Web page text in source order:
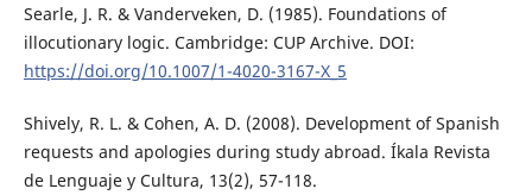
Searle, J. R. & Vanderveken, D. (1985). Foundations of
illocutionary logic. Cambridge: CUP Archive. DOI:
https://doi.org/10.1007/1-4020-3167-X_5
Shively, R. L. & Cohen, A. D. (2008). Development of Spanish
requests and apologies during study abroad. Íkala Revista
de Lenguaje y Cultura, 13(2), 57-118.